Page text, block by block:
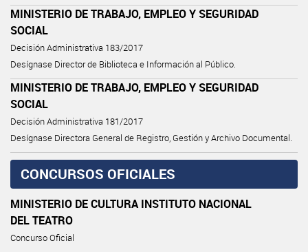
MINISTERIO DE TRABAJO, EMPLEO Y SEGURIDAD
SOCIAL
Decisión Administrativa 183/2017
Desígnase Director de Biblioteca e Información al Público.
MINISTERIO DE TRABAJO, EMPLEO Y SEGURIDAD
SOCIAL
Decisión Administrativa 181/2017
Desígnase Directora General de Registro, Gestión y Archivo Documental.
CONCURSOS OFICIALES
MINISTERIO DE CULTURA INSTITUTO NACIONAL
DEL TEATRO
Concurso Oficial